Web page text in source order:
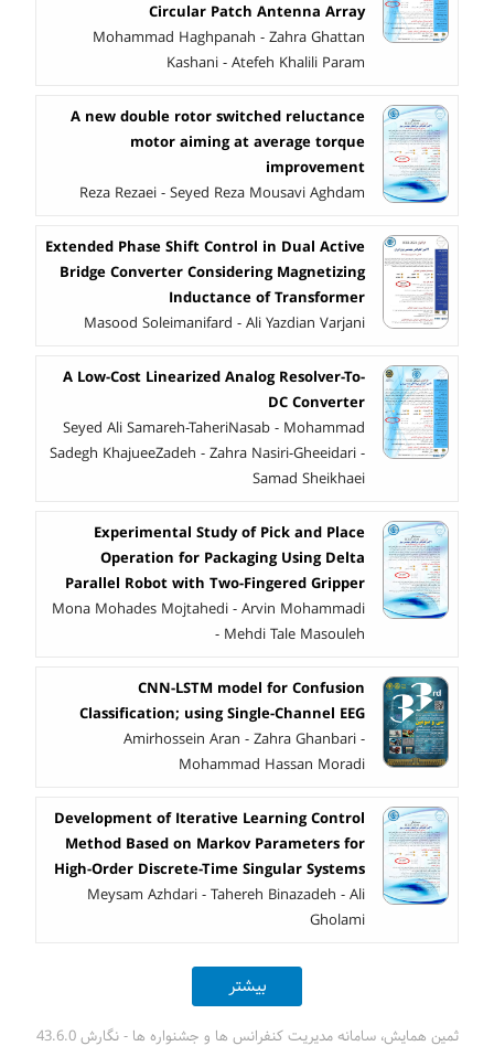
Circular Patch Antenna Array
Mohammad Haghpanah - Zahra Ghattan
Kashani - Atefeh Khalili Param
A new double rotor switched reluctance
motor aiming at average torque
improvement
Reza Rezaei - Seyed Reza Mousavi Aghdam
Extended Phase Shift Control in Dual Active
Bridge Converter Considering Magnetizing
Inductance of Transformer
Masood Soleimanifard - Ali Yazdian Varjani
A Low-Cost Linearized Analog Resolver-To-
DC Converter
Seyed Ali Samareh-TaheriNasab - Mohammad
Sadegh KhajueeZadeh - Zahra Nasiri-Gheeidari -
Samad Sheikhaei
Experimental Study of Pick and Place
Operation for Packaging Using Delta
Parallel Robot with Two-Fingered Gripper
Mona Mohades Mojtahedi - Arvin Mohammadi
- Mehdi Tale Masouleh
CNN-LSTM model for Confusion
Classification; using Single-Channel EEG
Amirhossein Aran - Zahra Ghanbari -
Mohammad Hassan Moradi
Development of Iterative Learning Control
Method Based on Markov Parameters for
High-Order Discrete-Time Singular Systems
Meysam Azhdari - Tahereh Binazadeh - Ali
Gholami
بیشتر
ثمین همایش، سامانه مدیریت کنفرانس ها و جشنواره ها - نگارش 43.6.0